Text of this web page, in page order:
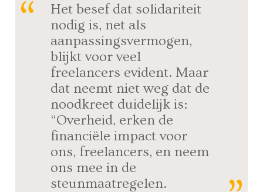
Het besef dat solidariteit
nodig is, net als
aanpassingsvermogen,
blijkt voor veel
freelancers evident. Maar
dat neemt niet weg dat de
noodkreet duidelijk is:
“Overheid, erken de
financiële impact voor
ons, freelancers, en neem
ons mee in de
steunmaatregelen.